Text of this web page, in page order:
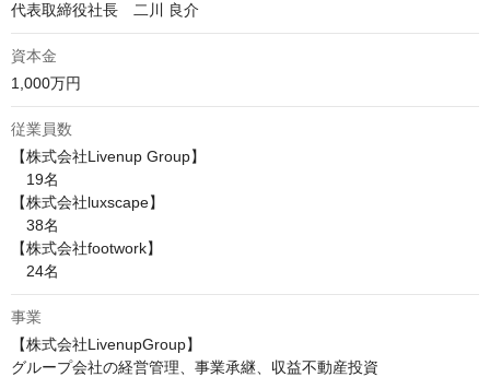
代表取締役社長　二川 良介
資本金
1,000万円
従業員数
【株式会社Livenup Group】
19名
【株式会社luxscape】
38名
【株式会社footwork】
24名
事業
【株式会社LivenupGroup】
グループ会社の経営管理、事業承継、収益不動産投資